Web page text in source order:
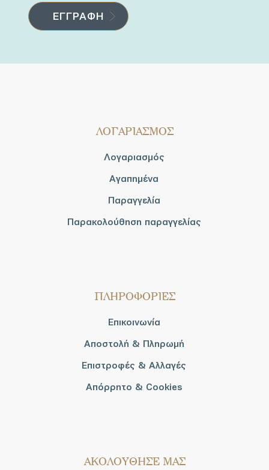
ΛΟΓΑΡΙΑΣΜΟΣ
Λογαριασμός
Αγαπημένα
Παραγγελία
Παρακολούθηση παραγγελίας
ΠΛΗΡΟΦΟΡΙΕΣ
Επικοινωνία
Αποστολή & Πληρωμή
Επιστροφές & Αλλαγές
Απόρρητο & Cookies
AΚΟΛΟΥΘΗΣΕ ΜΑΣ